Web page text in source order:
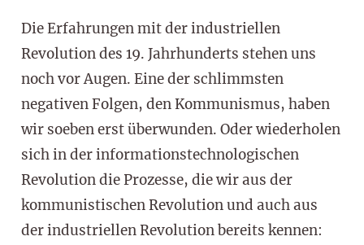
Die Erfahrungen mit der industriellen
Revolution des 19. Jahrhunderts stehen uns
noch vor Augen. Eine der schlimmsten
negativen Folgen, den Kommunismus, haben
wir soeben erst überwunden. Oder wiederholen
sich in der informationstechnologischen
Revolution die Prozesse, die wir aus der
kommunistischen Revolution und auch aus
der industriellen Revolution bereits kennen: